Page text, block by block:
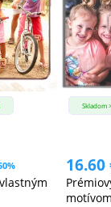
Skladom
16.60
motívom